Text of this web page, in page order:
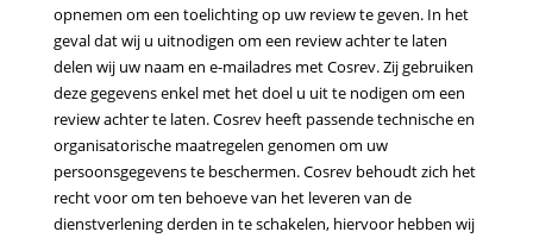
opnemen om een toelichting op uw review te geven. In het
geval dat wij u uitnodigen om een review achter te laten
delen wij uw naam en e-mailadres met Cosrev. Zij gebruiken
deze gegevens enkel met het doel u uit te nodigen om een
review achter te laten. Cosrev heeft passende technische en
organisatorische maatregelen genomen om uw
persoonsgegevens te beschermen. Cosrev behoudt zich het
recht voor om ten behoeve van het leveren van de
dienstverlening derden in te schakelen, hiervoor hebben wij